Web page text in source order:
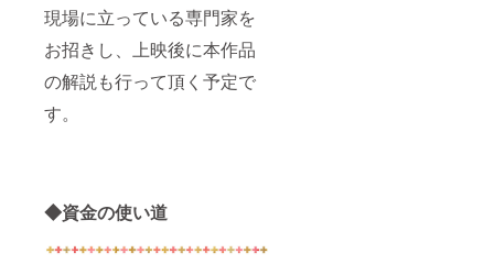
現場に立っている専門家を
お招きし、上映後に本作品
の解説も行って頂く予定で
す。
◆資金の使い道